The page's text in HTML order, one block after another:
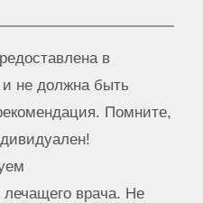
в
не должна быть
Помните,
лечащего врача. Не